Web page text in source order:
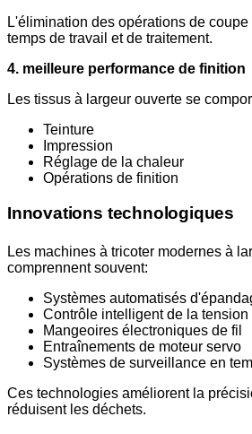
L'élimination des opérations de
temps de travail et de traitement.
4. meilleure performance de finition
Les tissus à largeur ouverte se
Teinture
Impression
Réglage de la chaleur
Opérations de finition
Innovations technologiques
Les machines à tricoter modernes à
comprennent souvent:
Systèmes automatisés
Contrôle intelligent de la tension
Mangeoires électroniques de fil
Entraînements de moteur servo
Systèmes de surveillance en
Ces technologies améliorent la
réduisent les déchets.